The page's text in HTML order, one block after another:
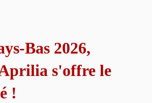
Bas 2026,
s'offre le
!